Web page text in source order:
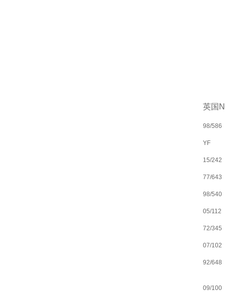
英国
98/586
YF
15/242
77/643
98/540
05/112
72/345
07/102
92/648
09/100